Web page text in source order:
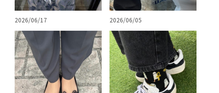
2026/06/17 2026/06/05